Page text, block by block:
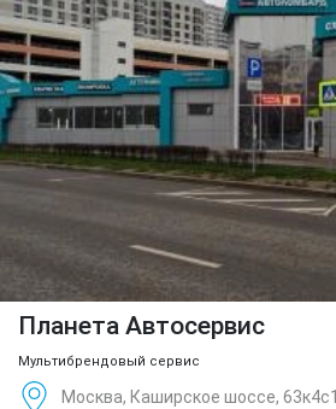
Планета Автосервис
Мультибрендовый сервис
Москва, Каширское шоссе, 63к4с1